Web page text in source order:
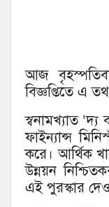
আজ
বিজ্ঞপ্তিতে এ
স্বনামখ্যাত ‘দ্য
ফাইন্যান্স
করে। আর্থিক
উন্নয়ন
এই পুরস্কার